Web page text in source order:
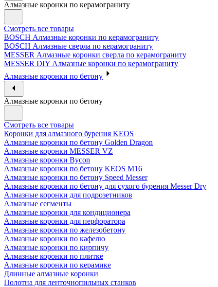
Алмазные коронки по керамограниту
Смотреть все товары
BOSCH Алмазные коронки по керамограниту
BOSCH Алмазные сверла по керамограниту
MESSER Алмазные коронки сверла по керамограниту
MESSER DIY Алмазные коронки по керамограниту
Алмазные коронки по бетону
Алмазные коронки по бетону
Смотреть все товары
Коронки для алмазного бурения KEOS
Алмазные коронки по бетону Golden Dragon
Алмазные коронки MESSER VZ
Алмазные коронки Bycon
Алмазные коронки по бетону KEOS M16
Алмазные коронки по бетону Speed Messer
Алмазные коронки по бетону для сухого бурения Messer Dry
Алмазные коронки для подрозетников
Алмазные сегменты
Алмазные коронки для кондиционера
Алмазные коронки для перфоратора
Алмазные коронки по железобетону
Алмазные коронки по кафелю
Алмазные коронки по кирпичу
Алмазные коронки по плитке
Алмазные коронки по керамике
Длинные алмазные коронки
Полотна для ленточнопильных станков